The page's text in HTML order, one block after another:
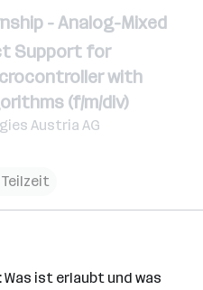
- Analog-Mixed
Support for
with
(f/m/div)
Austria AG
ist erlaubt und was